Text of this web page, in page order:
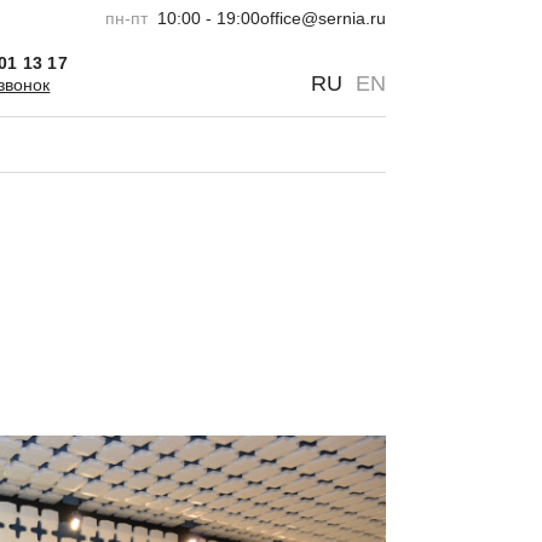
пн-пт 10:00 - 19:00office@sernia.ru
13 17
RU EN